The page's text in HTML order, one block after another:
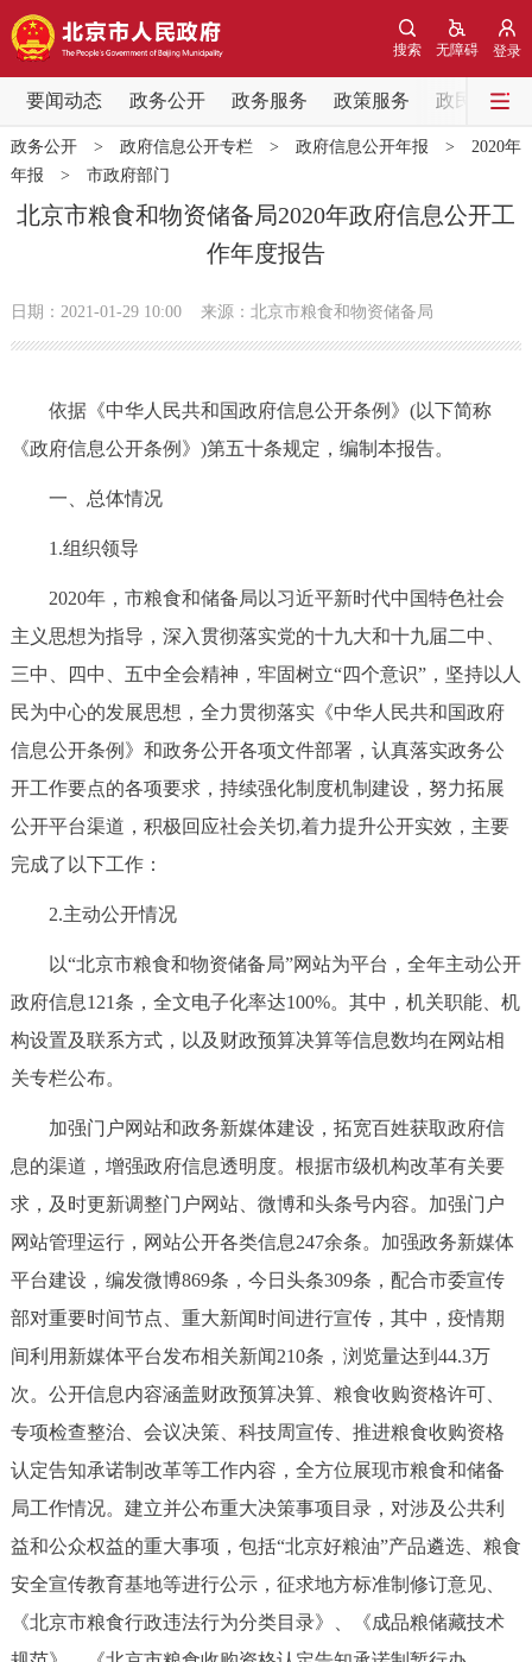
登录
无障碍
搜索
要闻动态 政务公开 政务服务 政策服务 政民互动
要闻动态
党中央精神 国务院信息 中央部委动态
北京要闻 会议信息 部门动态
市领导 机构职能 政策服务
政策兑现
决策公开
个人服务 法人服务 部门服务
便民服务 利企服务 投资项目
中介服务 阳光政务
参与调查 在线访谈 图说互动
走进北京
北京概况 十六区概览 人文北京
绿色北京 图说北京 视频北京
多语种
ENGLISH 한국어 日本語
DEUTSCH FRANÇAIS РУССКИЙ ЯЗЫК
ESPAÑOL العربية PORTUGUÊS
ITALIANO
回到顶部
政务公开> 政府信息公开专栏> 政府信息公开年报 > 2020年
年报 > 市政府部门
北京市粮食和物资储备局2020年政府信息公开工
作年度报告
日期：2021-01-29 10:00 来源：北京市粮食和物资储备局
依据《中华人民共和国政府信息公开条例》(以下简称
《政府信息公开条例》)第五十条规定，编制本报告。
一、总体情况
1.组织领导
2020年，市粮食和储备局以习近平新时代中国特色社会
主义思想为指导，深入贯彻落实党的十九大和十九届二中、
三中、四中、五中全会精神，牢固树立“四个意识”，坚持以人
民为中心的发展思想，全力贯彻落实《中华人民共和国政府
信息公开条例》和政务公开各项文件部署，认真落实政务公
开工作要点的各项要求，持续强化制度机制建设，努力拓展
公开平台渠道，积极回应社会关切,着力提升公开实效，主要
完成了以下工作：
2.主动公开情况
以“北京市粮食和物资储备局”网站为平台，全年主动公开
政府信息121条，全文电子化率达100%。其中，机关职能、机
构设置及联系方式，以及财政预算决算等信息数均在网站相
关专栏公布。
加强门户网站和政务新媒体建设，拓宽百姓获取政府信
息的渠道，增强政府信息透明度。根据市级机构改革有关要
求，及时更新调整门户网站、微博和头条号内容。加强门户
网站管理运行，网站公开各类信息247余条。加强政务新媒体
平台建设，编发微博869条，今日头条309条，配合市委宣传
部对重要时间节点、重大新闻时间进行宣传，其中，疫情期
间利用新媒体平台发布相关新闻210条，浏览量达到44.3万
次。公开信息内容涵盖财政预算决算、粮食收购资格许可、
专项检查整治、会议决策、科技周宣传、推进粮食收购资格
认定告知承诺制改革等工作内容，全方位展现市粮食和储备
局工作情况。建立并公布重大决策事项目录，对涉及公共利
益和公众权益的重大事项，包括“北京好粮油”产品遴选、粮食
安全宣传教育基地等进行公示，征求地方标准制修订意见、
《北京市粮食行政违法行为分类目录》、《成品粮储藏技术